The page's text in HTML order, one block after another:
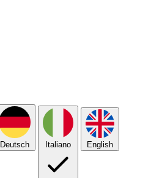
Deutsch Italiano English